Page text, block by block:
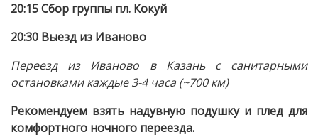
20:15 Сбор группы пл. Кокуй
20:30 Выезд из Иваново
Переезд из Иваново в Казань с санитарными
остановками каждые 3-4 часа (~700 км)
Рекомендуем взять надувную подушку и плед для
комфортного ночного переезда.